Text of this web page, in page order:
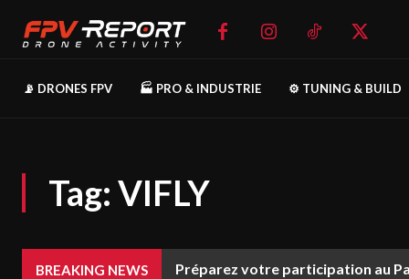
📡 DRONES FPV 🏭 PRO & INDUSTRIE ⚙️ TUNING & BUILD
Tag:VIFLY
BREAKING NEWS Préparez votre participation au